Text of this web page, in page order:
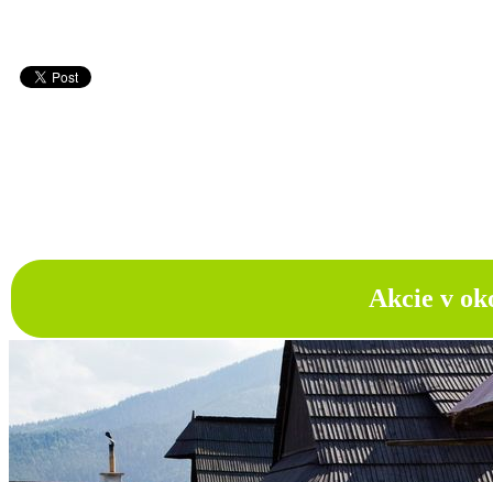
Akcie v